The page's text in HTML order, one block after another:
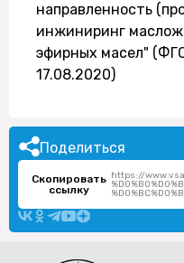
направленность
инжиниринг
эфирных масел"
17.08.2020)
Поделиться
Скопировать
ссылку
https://